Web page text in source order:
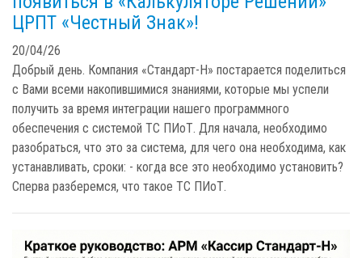
ЦРПТ «Честный Знак»!
20/04/26
Добрый день. Компания «Стандарт-Н» постарается поделиться
с Вами всеми накопившимися знаниями, которые мы успели
получить за время интеграции нашего программного
обеспечения с системой ТС ПИоТ. Для начала, необходимо
разобраться, что это за система, для чего она необходима, как
устанавливать, сроки: - когда все это необходимо установить?
Сперва разберемся, что такое ТС ПИоТ.